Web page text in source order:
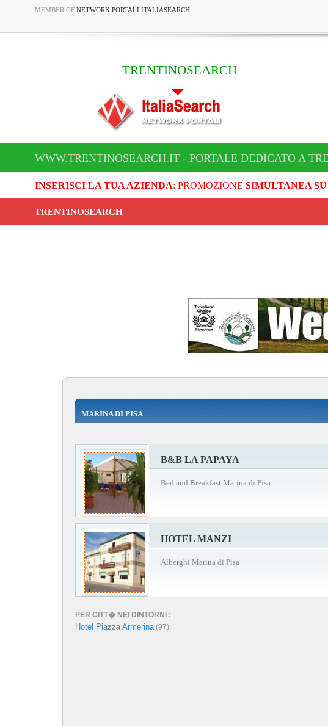
MEMBER OF NETWORK PORTALI ITALIASEARCH
TRENTINOSEARCH
WWW.TRENTINOSEARCH.IT - PORTALE DEDICATO A
INSERISCI LA TUA AZIENDA: PROMOZIONE SIMULTANEA
TRENTINOSEARCH
MARINA DI PISA
B&B LA PAPAYA
Bed and Breakfast Marina di Pisa
HOTEL MANZI
Alberghi Marina di Pisa
PER CITT� NEI DINTORNI :
Hotel Piazza Armerina(97)